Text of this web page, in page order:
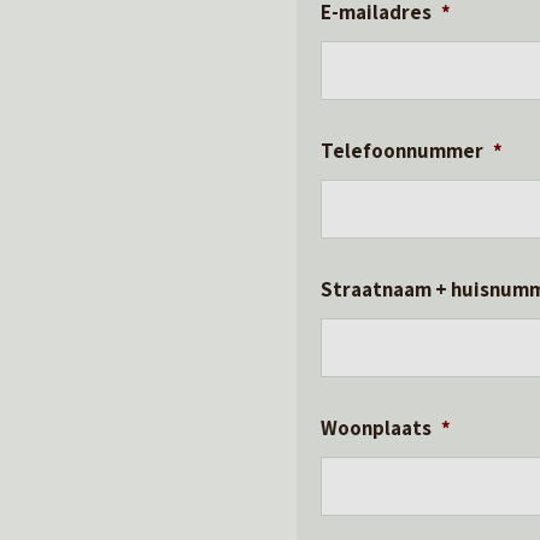
E-mailadres *
Telefoonnummer *
Straatnaam +
Woonplaats *